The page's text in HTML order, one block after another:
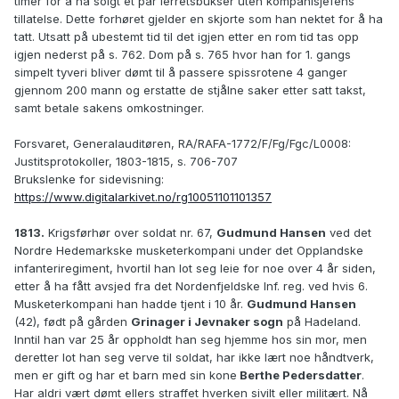
ene Haand og i Mund og Næse med den anden, satte
Beenet for ham og slog ham til Jorden, saa at han mod
Siden af Hodet støtte mod den haarde Iisholke, saa at
han var svimlen. /: Mærket viste sig endnu paa Deps:
Ansigt / Han tog derpaa Tegnebogen ud af Deps:
Sidelomme paa Kjolen og løb bort, inden Dep: kunde
mørkt og ingen [Msker] tilstede. Dep: gik der-
paa uden at treffe sin Kammerat eller den andre
Soldat ned til Glarmester Tande i Watterland
hvor han laae om natten; Morgenen derpaa
ledes i dag har Deponenten været ved et Forhør
ved Artillerie Brigaden og der faaet tilbage 567 rd
af de ham fratagne Penge, som var funden hos
Overconstabel Ole Blinderen. Dep: har un-
der benævnte Artillerie-Forhør afgivet al den Op-
lysning han vidste, ligesom og der var afhørt
endeel , der kunde give nogen Underretning i Sa-
gen. Dep: kunde ikke just sige at
han troede at have seet tilsædeværendeLars Andersen,
men han er af samme Høide og Førlighed, som den
tillatelse. Dette forhøret gjelder en skjorte som han nektet for å ha
tatt. Utsatt på ubestemt tid til det igjen etter en rom tid tas opp
igjen nederst på s. 762. Dom på s. 765 hvor han for 1. gangs
simpelt tyveri bliver dømt til å passere spissrotene 4 ganger
gjennom 200 mann og erstatte de stjålne saker etter satt takst,
samt betale sakens omkostninger.
Forsvaret, Generalauditøren, RA/RAFA-1772/F/Fg/Fgc/L0008:
Justitsprotokoller, 1803-1815, s. 706-707
Brukslenke for sidevisning:
https://www.digitalarkivet.no/rg10051101101357
1813. Krigsførhør over soldat nr. 67, Gudmund Hansen ved det
Nordre Hedemarkske musketerkompani under det Opplandske
infanteriregiment, hvortil han lot seg leie for noe over 4 år siden,
etter å ha fått avsjed fra det Nordenfjeldske Inf. reg. ved hvis 6.
Musketerkompani han hadde tjent i 10 år. Gudmund Hansen
(42), født på gården Grinager i Jevnaker sogn på Hadeland.
Inntil han var 25 år oppholdt han seg hjemme hos sin mor, men
deretter lot han seg verve til soldat, har ikke lært noe håndtverk,
men er gift og har et barn med sin kone Berthe Pedersdatter.
Har aldri vært dømt ellers straffet hverken sivilt eller militært. Nå